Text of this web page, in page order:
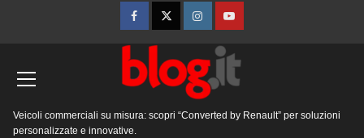
FacebookTwitterInstagramYouTube
principale
Veicoli commerciali su misura: scopri “Converted by Renault” per soluzioni
personalizzate e innovative.